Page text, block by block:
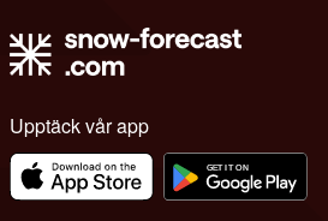
Upptäck vår app